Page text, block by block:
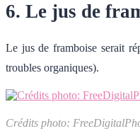
6. Le jus de
Le jus de framboise serait
troubles organiques).
Crédits photo: